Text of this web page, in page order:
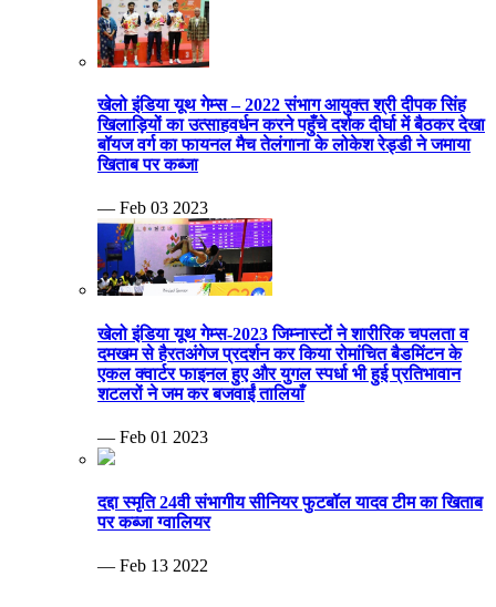
खेलो इंडिया यूथ गेम्स – 2022 संभाग आयुक्त श्री दीपक सिंह
खिलाड़ियों का उत्साहवर्धन करने पहुँचे दर्शक दीर्घा में बैठकर देखा
बॉयज वर्ग का फायनल मैच तेलंगाना के लोकेश रेड्डी ने जमाया
खिताब पर कब्जा
— Feb 03 2023
खेलो इंडिया यूथ गेम्स-2023 जिम्नास्टों ने शारीरिक चपलता व
दमखम से हैरतअंगेज प्रदर्शन कर किया रोमांचित बैडमिंटन के
एकल क्वार्टर फाइनल हुए और युगल स्पर्धा भी हुई प्रतिभावान
शटलरों ने जम कर बजवाईं तालियाँ
— Feb 01 2023
दद्दा स्मृति 24वी संभागीय सीनियर फुटबॉल यादव टीम का खिताब
पर कब्जा ग्वालियर
— Feb 13 2022